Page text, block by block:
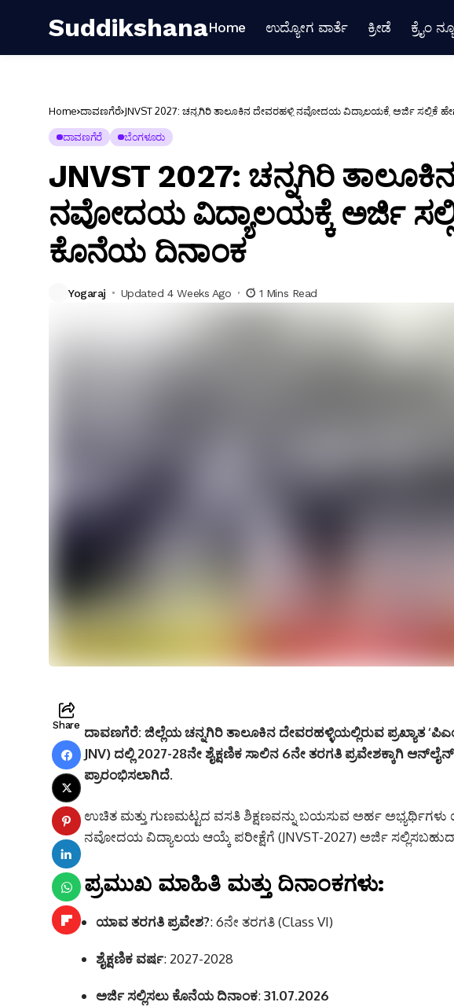
SuddikshanaHome ಉದ್ಯೋಗ ವಾರ್ತೆ ಕ್ರೀಡೆ ಕ್ರೈಂ
Home ದಾವಣಗೆರೆ JNVST 2027: ಚನ್ನಗಿರಿ ತಾಲೂಕಿನ ದೇವರಹಳ್ಳಿ ನವೋದಯ ವಿದ್ಯಾಲಯಕ್ಕೆ ಅರ್ಜಿ ಸಲ್ಲಿಕೆ
ದಾವಣಗೆರೆ ಬೆಂಗಳೂರು
JNVST 2027: ಚನ್ನಗಿರಿ
ನವೋದಯ ವಿದ್ಯಾಲಯಕ್ಕೆ ಅರ್ಜಿ
ಕೊನೆಯ ದಿನಾಂಕ
Yogaraj Updated 4 Weeks Ago 1 Mins Read
Share ದಾವಣಗೆರೆ:ಜಿಲ್ಲೆಯ ಚನ್ನಗಿರಿ ತಾಲೂಕಿನ ದೇವರಹಳ್ಳಿಯಲ್ಲಿರುವ ಪ್ರಖ್ಯಾತ
JNV) ದಲ್ಲಿ 2027-28ನೇ ಶೈಕ್ಷಣಿಕ ಸಾಲಿನ 6ನೇ ತರಗತಿ ಪ್ರವೇಶಕ್ಕಾಗಿ
ಪ್ರಾರಂಭಿಸಲಾಗಿದೆ.
ಉಚಿತ ಮತ್ತು ಗುಣಮಟ್ಟದ ವಸತಿ ಶಿಕ್ಷಣವನ್ನು ಬಯಸುವ ಅರ್ಹ ಅಭ್ಯರ್ಥಿಗಳು
ನವೋದಯ ವಿದ್ಯಾಲಯ ಆಯ್ಕೆ ಪರೀಕ್ಷೆಗೆ (JNVST-2027) ಅರ್ಜಿ
ಪ್ರಮುಖ ಮಾಹಿತಿ ಮತ್ತು ದಿನಾಂಕಗಳು:
ಯಾವ ತರಗತಿ ಪ್ರವೇಶ?: 6ನೇ ತರಗತಿ (Class VI)
ಶೈಕ್ಷಣಿಕ ವರ್ಷ: 2027-2028
ಅರ್ಜಿ ಸಲ್ಲಿಸಲು ಕೊನೆಯ ದಿನಾಂಕ:31.07.2026